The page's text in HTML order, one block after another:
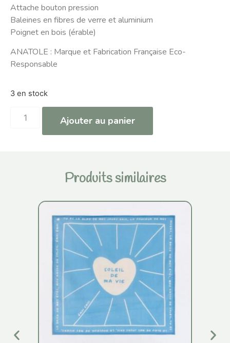
Attache bouton pression
Baleines en fibres de verre et aluminium
Poignet en bois (érable)
ANATOLE : Marque et Fabrication Française Eco-
Responsable
3 en stock
Ajouter au panier
Produits similaires